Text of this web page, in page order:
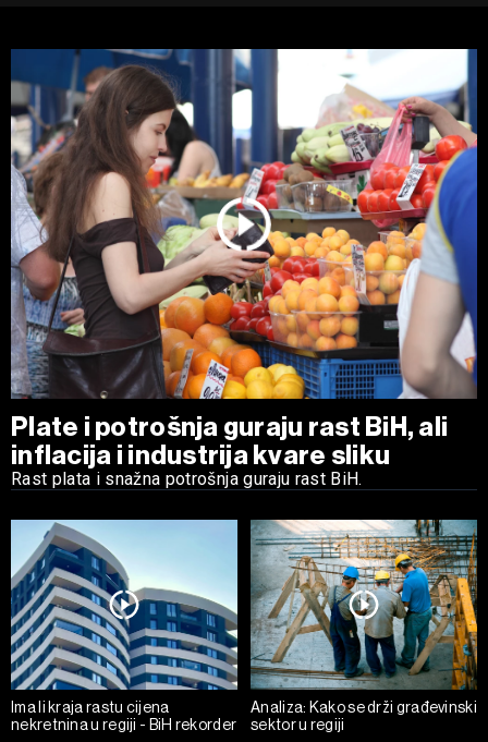
Plate i potrošnja guraju rast BiH, ali
inflacija i industrija kvare sliku
Rast plata i snažna potrošnja guraju rast BiH.
Ima li kraja rastu cijena
nekretnina u regiji - BiH rekorder
Analiza: Kako se drži građevinski
sektor u regiji